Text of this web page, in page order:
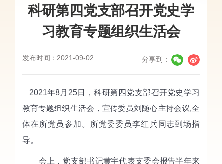
科研第四党支部召开党史学
习教育专题组织生活会
发布时间：2021-09-02 分享到：
2021年8月 25日，科研第四党支部召开党史学习
教育专题组织生活会，宣传委员刘随心主持会议,全
体在所党员参加。所党委委员李红兵同志到场指
导。
会上，党支部书记黄宇代表支委会报告半年来